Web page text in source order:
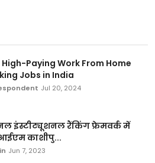
High-Paying Work From Home
Jobs in India
Jul 20, 2024
इंस्टीट्यूशनल रैंकिंग फ्रेमवर्क में
काशीपु...
Jun 7, 2023